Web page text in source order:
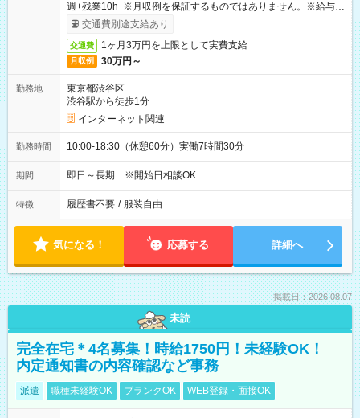
週+残業10h ※月収例を保証するものではありません。※給与即
受取りサービス利用可（利用条件有）
交通費別途支給あり
交通費 1ヶ月3万円を上限として実費支給
月収例 30万円～
勤務地
東京都渋谷区
渋谷駅から徒歩1分
インターネット関連
勤務時間 10:00-18:30（休憩60分）実働7時間30分
期間 即日～長期 ※開始日相談OK
特徴 履歴書不要 / 服装自由
気になる！ 応募する 詳細へ
掲載日：2026.08.07
未読
完全在宅＊4名募集！時給1750円！未経験OK！
内定通知書の内容確認など事務
派遣 職種未経験OK ブランクOK WEB登録・面接OK